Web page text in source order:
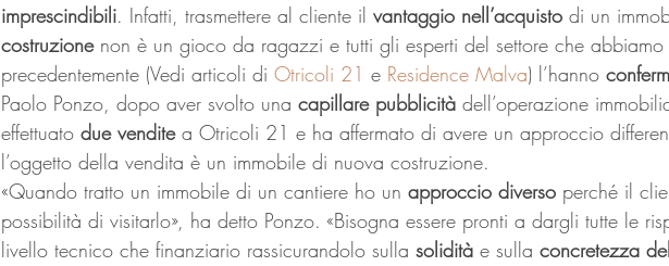
imprescindibili. Infatti, trasmettere al cliente il vantaggio nell’acquisto di un
costruzione non è un gioco da ragazzi e tutti gli esperti del settore che abbiamo
precedentemente (Vedi articoli di Otricoli 21 e Residence Malva) l’hanno
Paolo Ponzo, dopo aver svolto una capillare pubblicità dell’operazione
effettuato due vendite a Otricoli 21 e ha affermato di avere un approccio
l’oggetto della vendita è un immobile di nuova costruzione.
«Quando tratto un immobile di un cantiere ho un approccio diverso perché il
possibilità di visitarlo», ha detto Ponzo. «Bisogna essere pronti a dargli tutte le
livello tecnico che finanziario rassicurandolo sulla solidità e sulla concretezza